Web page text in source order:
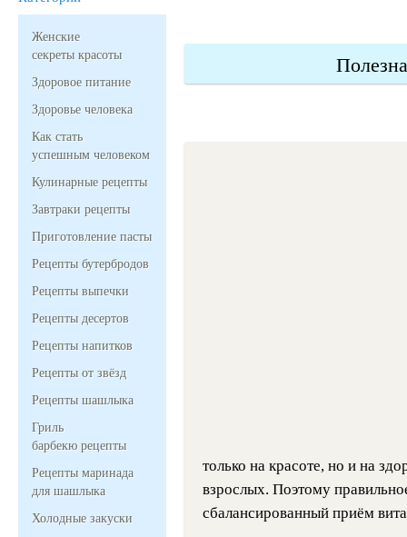
Женские
секреты красоты
Здоровое питание
Здоровье человека
Как стать
успешным человеком
Кулинарные рецепты
Завтраки рецепты
Приготовление пасты
Рецепты бутербродов
Рецепты выпечки
Рецепты десертов
Рецепты напитков
Рецепты от звёзд
Рецепты шашлыка
Гриль
барбекю рецепты
Рецепты маринада
для шашлыка
Холодные закуски
только на красоте, но и на
взрослых. Поэтому
сбалансированный приём